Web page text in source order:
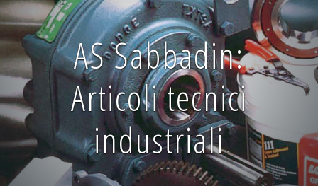
AS Sabbadin:
Articoli tecnici
industriali